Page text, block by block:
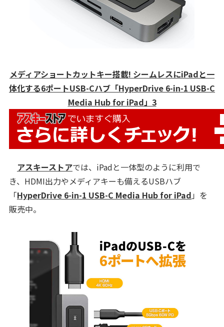
メディアショートカットキー搭載! シームレスにiPadと一
体化する6ポートUSB-Cハブ「HyperDrive 6-in-1 USB-C
Media Hub for iPad」3
アスキーストアでは、iPadと一体型のように利用で
き、HDMI出力やメディアキーも備えるUSBハブ
「HyperDrive 6-in-1 USB-C Media Hub for iPad 」を
販売中。